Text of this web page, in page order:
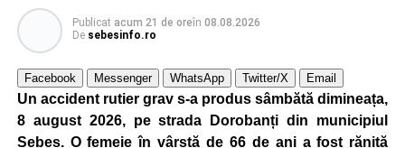
Publicat acum 21 de oreîn 08.08.2026
De sebesinfo.ro
Facebook Messenger WhatsApp Twitter/X Email
Un accident rutier grav s-a produs sâmbătă dimineața,
8 august 2026, pe strada Dorobanți din municipiul
Sebeș. O femeie în vârstă de 66 de ani a fost rănită